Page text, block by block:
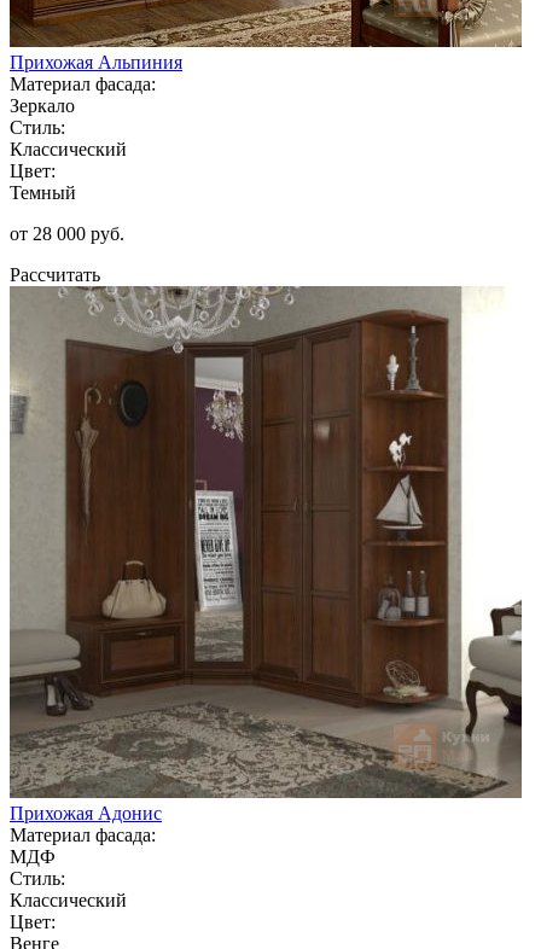
Прихожая Альпиния
Материал фасада:
Зеркало
Стиль:
Классический
Цвет:
Темный
от 28 000 руб.
Рассчитать
Прихожая Адонис
Материал фасада:
МДФ
Стиль:
Классический
Цвет:
Венге